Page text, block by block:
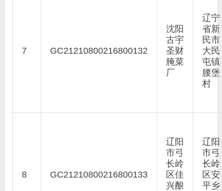
7 GC21210800216800132
沈阳
古宇
圣财
腌菜
厂
辽宁
省新
民市
大民
屯镇
腰堡
村
8 GC21210800216800133
辽阳
市弓
长岭
区佳
兴酿
辽阳
市弓
长岭
区安
平乡